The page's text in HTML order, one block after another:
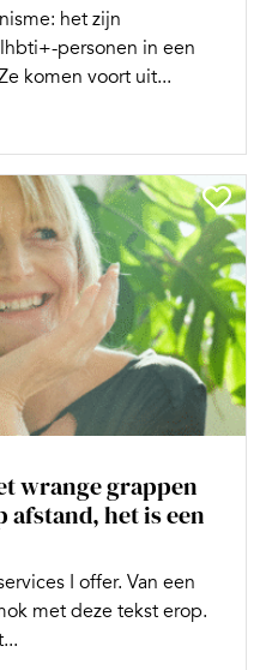
het zijn
personen in een
komen voort uit...
wrange grappen
afstand, het is een
I offer. Van een
met deze tekst erop.